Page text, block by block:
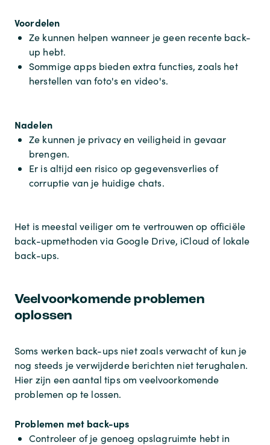
Voordelen
Ze kunnen helpen wanneer je geen recente back-
up hebt.
Sommige apps bieden extra functies, zoals het
herstellen van foto's en video's.
Nadelen
Ze kunnen je privacy en veiligheid in gevaar
brengen.
Er is altijd een risico op gegevensverlies of
corruptie van je huidige chats.
Het is meestal veiliger om te vertrouwen op officiële
back-upmethoden via Google Drive, iCloud of lokale
back-ups.
Veelvoorkomende problemen
oplossen
Soms werken back-ups niet zoals verwacht of kun je
nog steeds je verwijderde berichten niet terughalen.
Hier zijn een aantal tips om veelvoorkomende
problemen op te lossen.
Problemen met back-ups
Controleer of je genoeg opslagruimte hebt in